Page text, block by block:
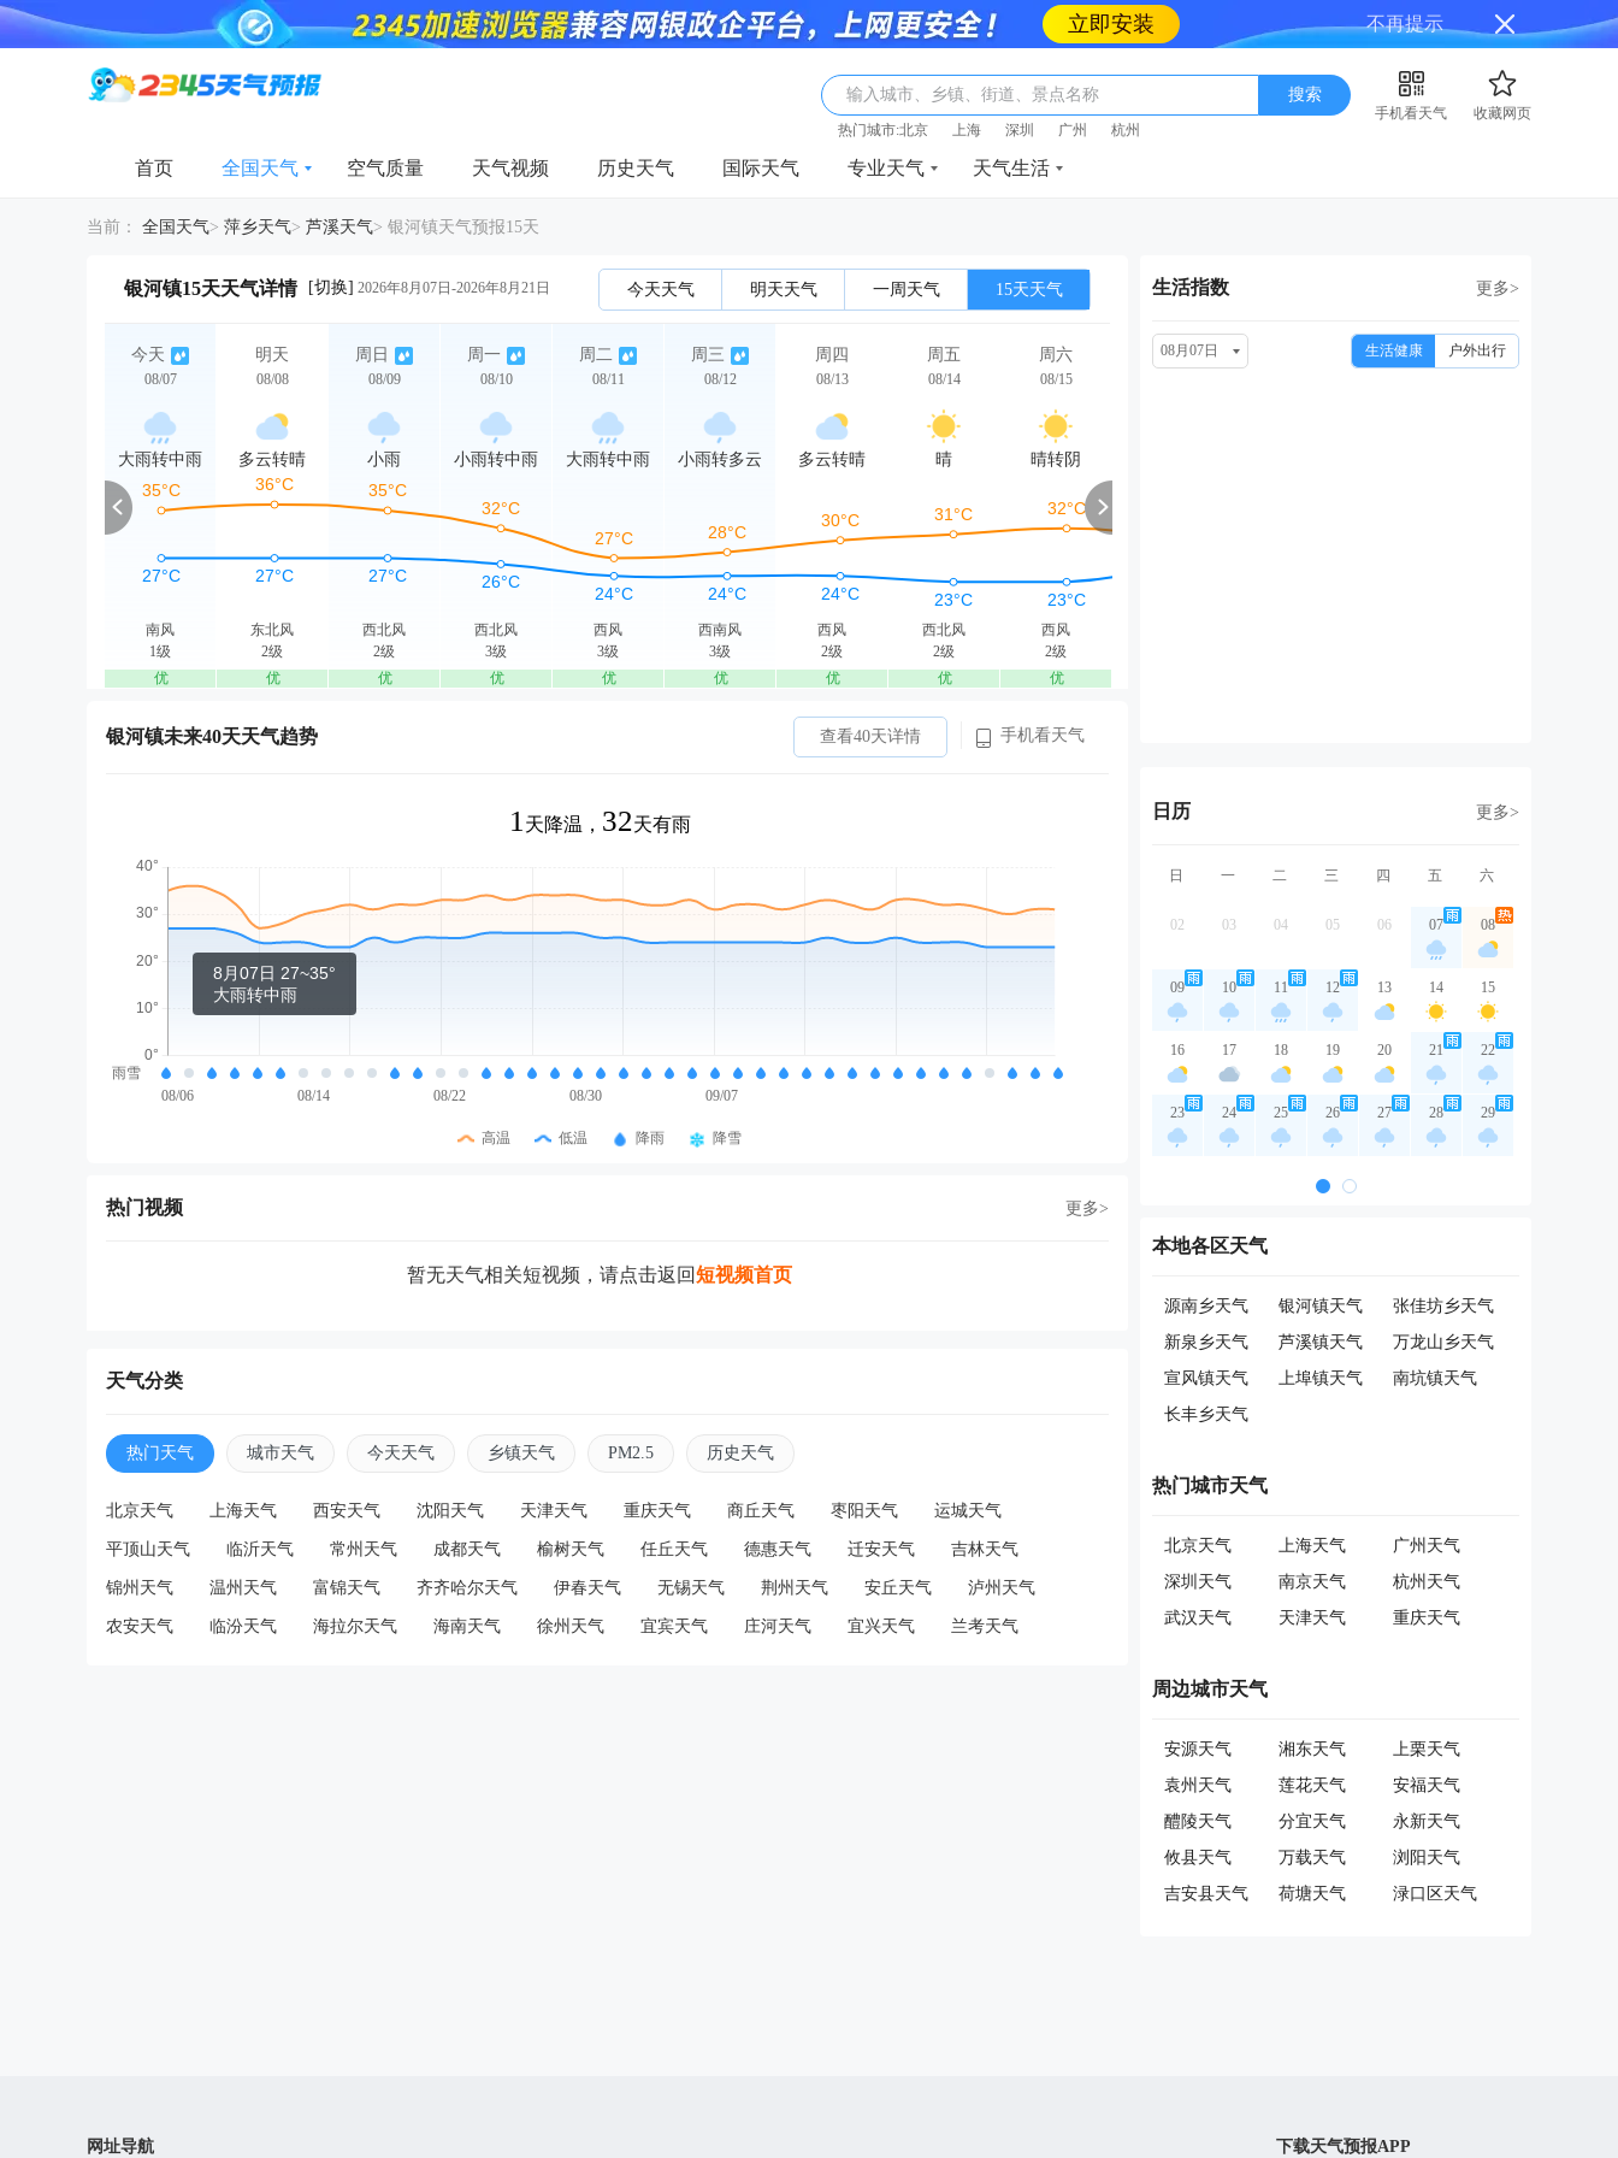
立即安装 不再提示
输入城市、乡镇、街道、景点名称 搜索
手机看天气
收藏网页
热门城市:北京 上海 深圳 广州 杭州
首页 全国天气 空气质量 天气视频 历史天气 国际天气 专业天气 天气生活
当前： 全国天气> 萍乡天气> 芦溪天气> 银河镇天气预报15天
银河镇15天天气详情 [切换] 2026年8月07日-2026年8月21日 今天天气 明天天气 一周天气 15天天气
今天
08/07
大雨转中雨
南风
1级
优
明天
08/08
多云转晴
东北风
2级
优
周日
08/09
小雨
西北风
2级
优
周一
08/10
小雨转中雨
西北风
3级
优
周二
08/11
大雨转中雨
西风
3级
优
周三
08/12
小雨转多云
西南风
3级
优
周四
08/13
多云转晴
西风
2级
优
周五
08/14
晴
西北风
2级
优
周六
08/15
晴转阴
西风
2级
优
周日 周二 周三
银河镇未来40天天气趋势 查看40天详情 手机看天气
1 天降温， 32天有雨
8月07日 27~35°
大雨转中雨
雨雪
08/06
08/14 08/22 08/30 09/07
高温 低温 降雨 降雪
热门视频 更多>
暂无天气相关短视频，请点击返回短视频首页
天气分类
热门天气 城市天气 今天天气 乡镇天气 PM2.5 历史天气
北京天气 上海天气 西安天气 沈阳天气 天津天气 重庆天气 商丘天气 枣阳天气 运城天气
平顶山天气 临沂天气 常州天气 成都天气 榆树天气 任丘天气 德惠天气 迁安天气 吉林天气
锦州天气 温州天气 富锦天气 齐齐哈尔天气 伊春天气 无锡天气 荆州天气 安丘天气 泸州天气
农安天气 临汾天气 海拉尔天气 海南天气 徐州天气 宜宾天气 庄河天气 宜兴天气 兰考天气
生活指数 更多>
08月07日 生活健康 户外出行
日历 更多>
日 一 二 三 四 五 六
02 03 04 05 06 07 08
09 10 11 12 13 14 15
16 17 18 19 20 21 22
23 24 25 26 27 28 29
本地各区天气
源南乡天气 银河镇天气
张佳坊乡天气
新泉乡天气
芦溪镇天气
万龙山乡天气
宣风镇天气
上埠镇天气
南坑镇天气
长丰乡天气
热门城市天气
北京天气 上海天气
广州天气
深圳天气
南京天气
杭州天气
武汉天气
天津天气 重庆天气
周边城市天气
安源天气 湘东天气
上栗天气
袁州天气
莲花天气
安福天气
醴陵天气
分宜天气
永新天气
攸县天气
万载天气
浏阳天气
吉安县天气
荷塘天气 渌口区天气
网址导航 下载天气预报APP